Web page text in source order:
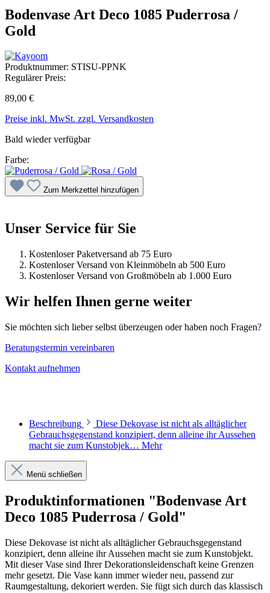
Bodenvase Art Deco 1085 Puderrosa /
Gold
Produktnummer: STISU-PPNK
Regulärer Preis:
89,00 €
Preise inkl. MwSt. zzgl. Versandkosten
Bald wieder verfügbar
Farbe:
Zum Merkzettel hinzufügen
Unser Service für Sie
Kostenloser Paketversand ab 75 Euro
Kostenloser Versand von Kleinmöbeln ab 500 Euro
Kostenloser Versand von Großmöbeln ab 1.000 Euro
Wir helfen Ihnen gerne weiter
Sie möchten sich lieber selbst überzeugen oder haben noch Fragen?
Beratungstermin vereinbaren
Kontakt aufnehmen
Beschreibung
Diese Dekovase ist nicht als alltäglicher
Gebrauchsgegenstand konzipiert, denn alleine ihr Aussehen
macht sie zum Kunstobjek… Mehr
Menü schließen
Produktinformationen "Bodenvase Art
Deco 1085 Puderrosa / Gold"
Diese Dekovase ist nicht als alltäglicher Gebrauchsgegenstand
konzipiert, denn alleine ihr Aussehen macht sie zum Kunstobjekt.
Mit dieser Vase sind Ihrer Dekorationsleidenschaft keine Grenzen
mehr gesetzt. Die Vase kann immer wieder neu, passend zur
Raumgestaltung, dekoriert werden. Sie fügt sich durch das klassisch